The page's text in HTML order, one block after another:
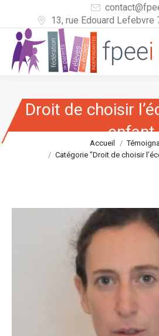
13, rue Edouard
Droit de choisir
enfant
Accueil
Catégorie "Droit de choisir